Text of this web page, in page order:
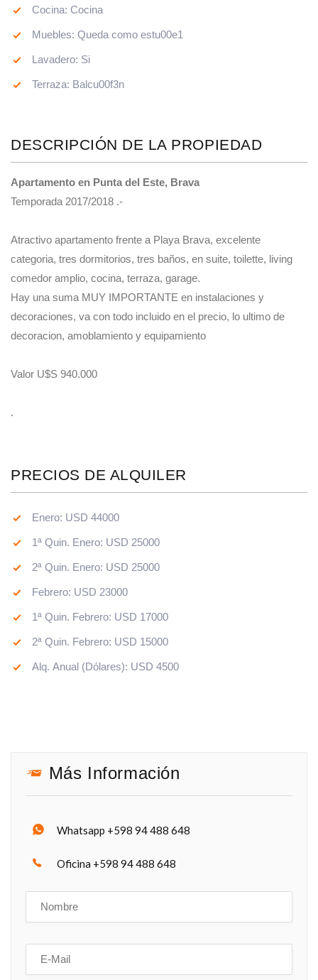
Cocina: Cocina
Muebles: Queda como estu00e1
Lavadero: Si
Terraza: Balcu00f3n
DESCRIPCIÓN DE LA PROPIEDAD
Apartamento en Punta del Este, Brava
Temporada 2017/2018 .-
Atractivo apartamento frente a Playa Brava, excelente
categoria, tres dormitorios, tres baños, en suite, toilette, living
comedor amplio, cocina, terraza, garage.
Hay una suma MUY IMPORTANTE en instalaciones y
decoraciones, va con todo incluido en el precio, lo ultimo de
decoracion, amoblamiento y equipamiento
Valor U$S 940.000
.
PRECIOS DE ALQUILER
Enero: USD 44000
1ª Quin. Enero: USD 25000
2ª Quin. Enero: USD 25000
Febrero: USD 23000
1ª Quin. Febrero: USD 17000
2ª Quin. Febrero: USD 15000
Alq. Anual (Dólares): USD 4500
Más Información
Whatsapp +598 94 488 648
Oficina +598 94 488 648